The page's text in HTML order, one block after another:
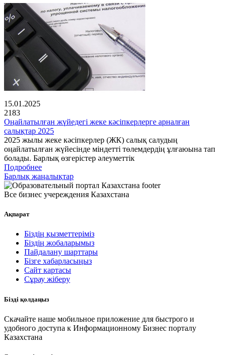
15.01.2025
2183
Оңайлатылған жүйедегі жеке кәсіпкерлерге арналған
салықтар 2025
2025 жылы жеке кәсіпкерлер (ЖК) салық салудың
оңайлатылған жүйесінде міндетті төлемдердің ұлғаюына тап
болады. Барлық өзгерістер әлеуметтік
Подробнее
Барлық жаңалықтар
Все бизнес учереждения Казахстана
Ақпарат
Біздің қызметтеріміз
Біздің жобаларымыз
Пайдалану шарттары
Бізге хабарласыңыз
Сайт картасы
Сұрау жіберу
Бізді қолдаңыз
Скачайте наше мобильное приложение для быстрого и
удобного доступа к Информационному Бизнес порталу
Казахстана